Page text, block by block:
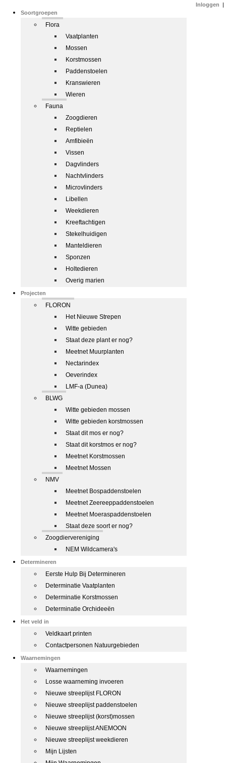
Soortgroepen
Flora
Vaatplanten
Mossen
Korstmossen
Paddenstoelen
Kranswieren
Wieren
Fauna
Zoogdieren
Reptielen
Amfibieën
Vissen
Dagvlinders
Nachtvlinders
Microvlinders
Libellen
Weekdieren
Kreeftachtigen
Stekelhuidigen
Manteldieren
Sponzen
Holtedieren
Overig marien
Projecten
FLORON
Het Nieuwe Strepen
Witte gebieden
Staat deze plant er nog?
Meetnet Muurplanten
Nectarindex
Oeverindex
LMF-a (Dunea)
BLWG
Witte gebieden mossen
Witte gebieden korstmossen
Staat dit mos er nog?
Staat dit korstmos er nog?
Meetnet Korstmossen
Meetnet Mossen
NMV
Meetnet Bospaddenstoelen
Meetnet Zeereeppaddenstoelen
Meetnet Moeraspaddenstoelen
Staat deze soort er nog?
Zoogdiervereniging
NEM Wildcamera's
Determineren
Eerste Hulp Bij Determineren
Determinatie Vaatplanten
Determinatie Korstmossen
Determinatie Orchideeën
Het veld in
Veldkaart printen
Contactpersonen Natuurgebieden
Waarnemingen
Waarnemingen
Losse waarneming invoeren
Nieuwe streeplijst FLORON
Nieuwe streeplijst paddenstoelen
Nieuwe streeplijst (korst)mossen
Nieuwe streeplijst ANEMOON
Nieuwe streeplijst weekdieren
Mijn Lijsten
Inloggen |